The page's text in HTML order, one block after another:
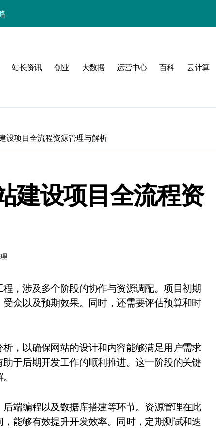
站长资讯 创业 大数据 运营中心 百科 云计算
设项目全流程资源管理与解析
建设项目全流程资
众以及预期效果。同时，还需要评估预算和时
，以确保网站的设计和内容能够满足用户需求
于后期开发工作的顺利推进。这一阶段的关键
端编程以及数据库搭建等环节。资源管理在此
能够有效提升开发效率。同时，定期测试和迭